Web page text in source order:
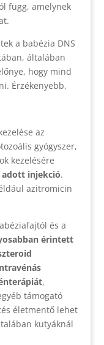
függ, amelynek
a babézia DNS
általában
hogy mind
Érzékenyebb,
az
gyógyszer,
kezelésére
adott injekció.
azitromicin
és a
érintett
,
támogató
életmentő lehet
kutyáknál